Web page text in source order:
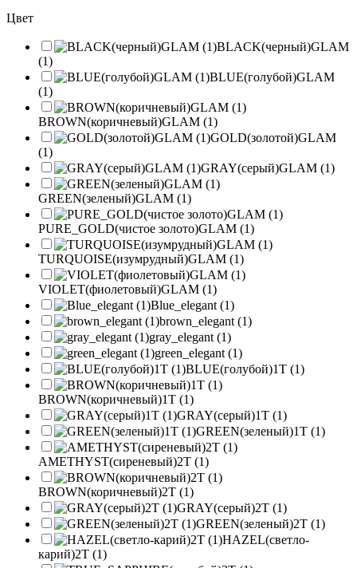
Цвет
BLACK(черный)GLAM
(1)
BLUE(голубой)GLAM
(1)
BROWN(коричневый)GLAM (1)
GOLD(золотой)GLAM
(1)
GRAY(серый)GLAM (1)
GREEN(зеленый)GLAM (1)
PURE_GOLD(чистое золото)GLAM (1)
TURQUOISE(изумрудный)GLAM (1)
VIOLET(фиолетовый)GLAM (1)
Blue_elegant (1)
brown_elegant (1)
gray_elegant (1)
green_elegant (1)
BLUE(голубой)1T (1)
BROWN(коричневый)1T (1)
GRAY(серый)1T (1)
GREEN(зеленый)1T (1)
AMETHYST(сиреневый)2T (1)
BROWN(коричневый)2T (1)
GRAY(серый)2T (1)
GREEN(зеленый)2T (1)
HAZEL(светло-
карий)2T (1)